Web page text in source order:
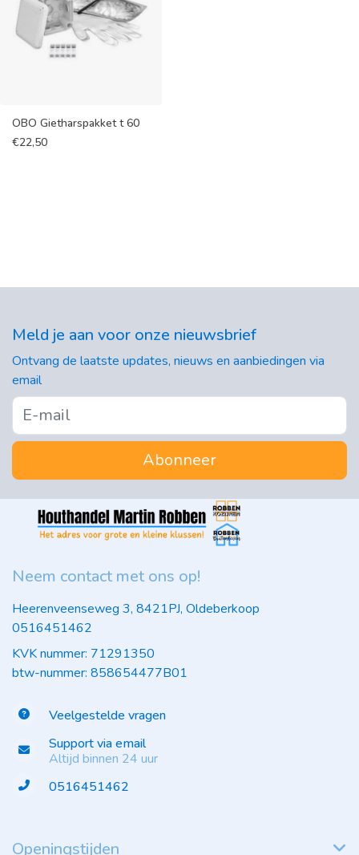
OBO Gietharspakket t 60
€22,50
Meld je aan voor onze nieuwsbrief
Ontvang de laatste updates, nieuws en aanbiedingen via
email
Abonneer
Neem contact met ons op!
Heerenveenseweg 3, 8421PJ, Oldeberkoop
0516451462
KVK nummer: 71291350
btw-nummer: 858654477B01
Veelgestelde vragen
Support via email
Altijd binnen 24 uur
0516451462
Openingstijden